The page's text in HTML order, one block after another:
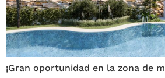
¡Gran oportunidad en la zona de